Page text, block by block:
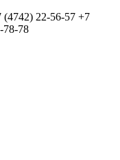
(4742) 22-56-57 +7
78-78